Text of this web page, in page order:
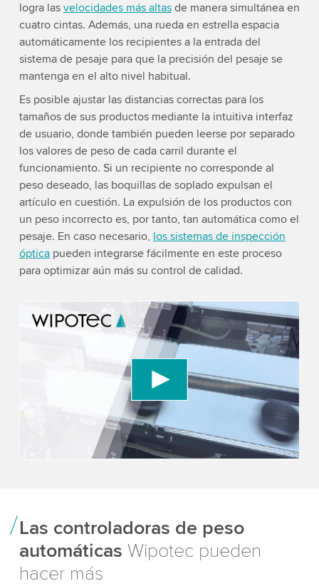
logra las velocidades más altasde manera simultánea en
cuatro cintas. Además, una rueda en estrella espacia
automáticamente los recipientes a la entrada del
sistema de pesaje para que la precisión del pesaje se
mantenga en el alto nivel habitual.
Es posible ajustar las distancias correctas para los
tamaños de sus productos mediante la intuitiva interfaz
de usuario, donde también pueden leerse por separado
los valores de peso de cada carril durante el
funcionamiento. Si un recipiente no corresponde al
peso deseado, las boquillas de soplado expulsan el
artículo en cuestión. La expulsión de los productos con
un peso incorrecto es, por tanto, tan automática como el
pesaje. En caso necesario, los sistemas de inspección
ópticapueden integrarse fácilmente en este proceso
para optimizar aún más su control de calidad.
We need your consent to load the YouTube
We use a third party service to embed video
content that may collect data about your activity.
Please review the details and accept the service
to watch this video.
More information
Las controladoras de peso
automáticas Wipotec pueden
hacer más